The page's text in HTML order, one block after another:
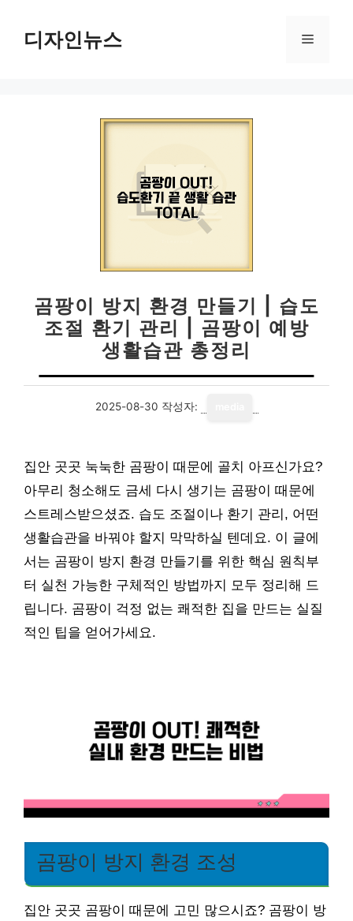
디자인뉴스 메
곰팡이 방지 환경 만들기 | 습도
조절 환기 관리 | 곰팡이 예방
생활습관 총정리
2025-08-30 작성자:
집안 곳곳 눅눅한 곰팡이 때문에 골치 아프신가요?
아무리 청소해도 금세 다시 생기는 곰팡이 때문에
스트레스받으셨죠. 습도 조절이나 환기 관리, 어떤
생활습관을 바꿔야 할지 막막하실 텐데요. 이 글에
서는 곰팡이 방지 환경 만들기를 위한 핵심 원칙부
터 실천 가능한 구체적인 방법까지 모두 정리해 드
립니다. 곰팡이 걱정 없는 쾌적한 집을 만드는 실질
적인 팁을 얻어가세요.
곰팡이 방지 환경 조성
집안 곳곳 곰팡이 때문에 고민 많으시죠? 곰팡이 방